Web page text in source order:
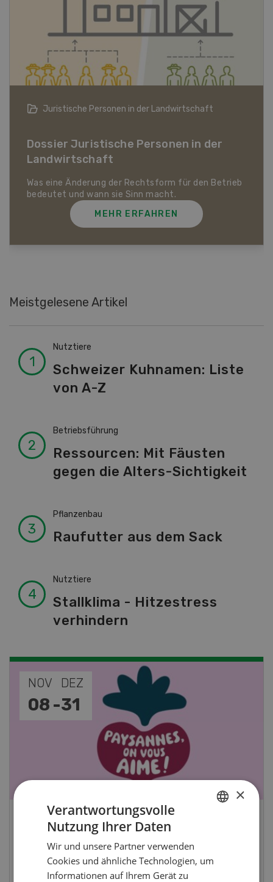
Juristische Personen in der Landwirtschaft
Dossier Juristische Personen in der
Landwirtschaft
Was eine Änderung der Rechtsform für den Betrieb
bedeutet und wann sie Sinn macht.
MEHR ERFAHREN
Meistgelesene Artikel
Nutztiere
Schweizer Kuhnamen: Liste
von A-Z
Betriebsführung
Ressourcen: Mit Fäusten
gegen die Alters-Sichtigkeit
Pflanzenbau
Raufutter aus dem Sack
Nutztiere
Stallklima - Hitzestress
verhindern
NOV
08 -
DEZ
31
Paysannes, on vous aime !
Eine immersive Ausstellung, die den Frauen in
der Landwirtschaft der Westschweiz gewidmet
×
Verantwortungsvolle
Nutzung Ihrer Daten
Wir und unsere Partner verwenden
Cookies und ähnliche Technologien, um
Informationen auf Ihrem Gerät zu